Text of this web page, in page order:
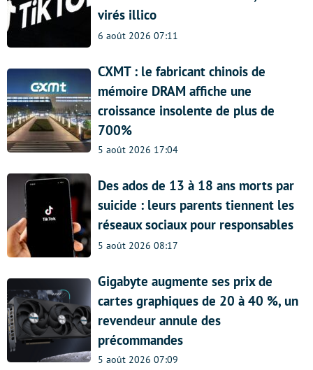
virés illico
6 août 2026 07:11
CXMT : le fabricant chinois de
mémoire DRAM affiche une
croissance insolente de plus de
700%
5 août 2026 17:04
Des ados de 13 à 18 ans morts par
suicide : leurs parents tiennent les
réseaux sociaux pour responsables
5 août 2026 08:17
Gigabyte augmente ses prix de
cartes graphiques de 20 à 40 %, un
revendeur annule des
précommandes
5 août 2026 07:09